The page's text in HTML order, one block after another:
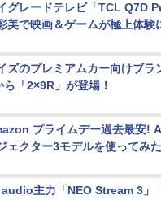
グレードテレビ「TCL Q7D
美で映画＆ゲームが極上体験
ズのプレミアムカー向けブラ
ら「2×9R」が登場！
プライムデー過去最安!
ェクター3モデルを使ってみた
主力「NEO Stream 3」